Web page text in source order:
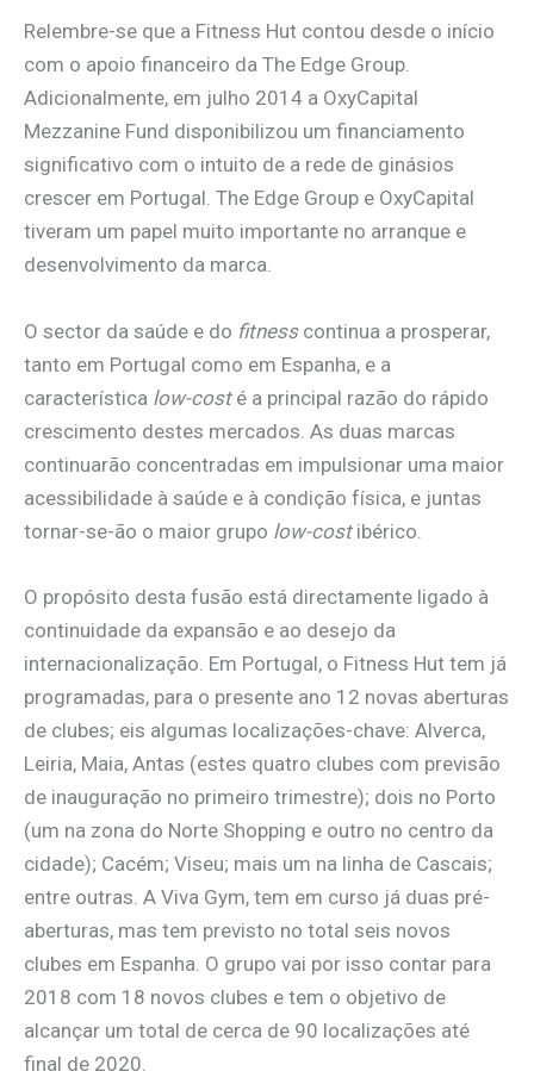
Relembre-se que a Fitness Hut contou desde o início
com o apoio financeiro da The Edge Group.
Adicionalmente, em julho 2014 a OxyCapital
Mezzanine Fund disponibilizou um financiamento
significativo com o intuito de a rede de ginásios
crescer em Portugal. The Edge Group e OxyCapital
tiveram um papel muito importante no arranque e
desenvolvimento da marca.
O sector da saúde e do fitnesscontinua a prosperar,
tanto em Portugal como em Espanha, e a
característica low-costé a principal razão do rápido
crescimento destes mercados. As duas marcas
continuarão concentradas em impulsionar uma maior
acessibilidade à saúde e à condição física, e juntas
tornar-se-ão o maior grupo low-costibérico.
O propósito desta fusão está directamente ligado à
continuidade da expansão e ao desejo da
internacionalização. Em Portugal, o Fitness Hut tem já
programadas, para o presente ano 12 novas aberturas
de clubes; eis algumas localizações-chave: Alverca,
Leiria, Maia, Antas (estes quatro clubes com previsão
de inauguração no primeiro trimestre); dois no Porto
(um na zona do Norte Shopping e outro no centro da
cidade); Cacém; Viseu; mais um na linha de Cascais;
entre outras. A Viva Gym, tem em curso já duas pré-
aberturas, mas tem previsto no total seis novos
clubes em Espanha. O grupo vai por isso contar para
2018 com 18 novos clubes e tem o objetivo de
alcançar um total de cerca de 90 localizações até
final de 2020.